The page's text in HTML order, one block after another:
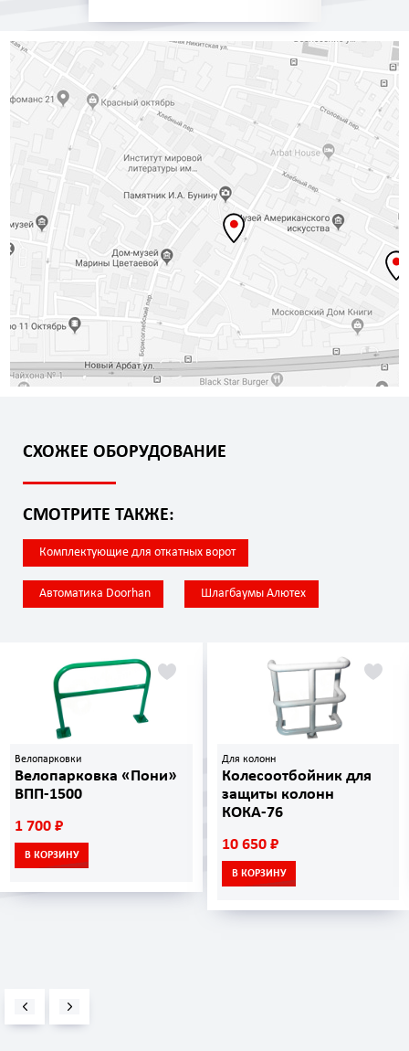
СХОЖЕЕ ОБОРУДОВАНИЕ
СМОТРИТЕ ТАКЖЕ:
Комплектующие для откатных ворот
Автоматика Doorhan Шлагбаумы Алютех
Велопарковки
Велопарковка «Пони»
ВПП-1500
1 700 ₽
В КОРЗИНУ
Для колонн
Колесоотбойник для
защиты колонн
КОКА-76
10 650 ₽
В КОРЗИНУ